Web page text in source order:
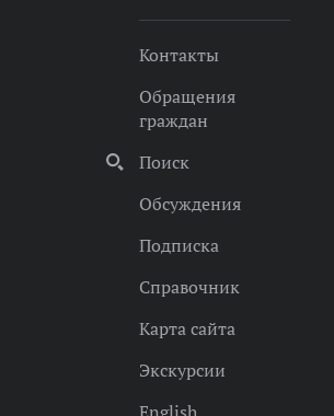
Контакты
Обращения
граждан
Поиск
Обсуждения
Подписка
Справочник
Карта сайта
Экскурсии
English